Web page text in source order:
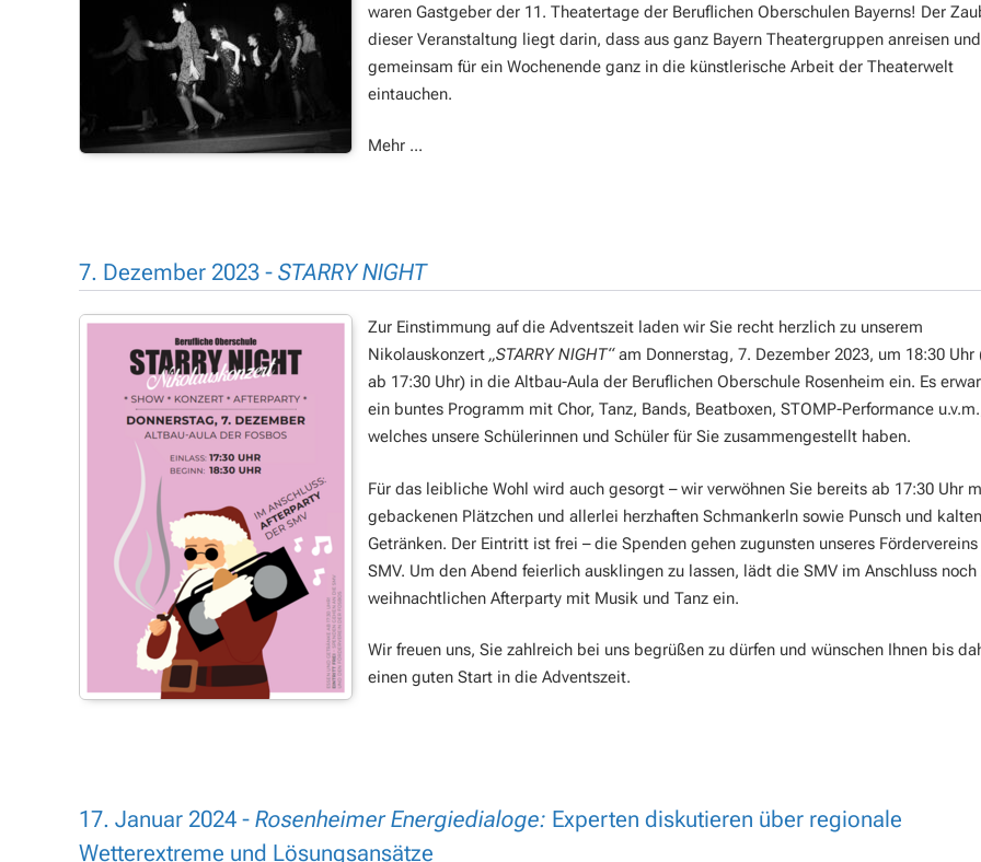
waren Gastgeber der 11. Theatertage der Beruflichen Oberschulen Bayerns! Der
dieser Veranstaltung liegt darin, dass aus ganz Bayern Theatergruppen anreisen
gemeinsam für ein Wochenende ganz in die künstlerische Arbeit der Theaterwelt
eintauchen.
Mehr ...
7. Dezember 2023 - STARRY NIGHT
Zur Einstimmung auf die Adventszeit laden wir Sie recht herzlich zu unserem
Nikolauskonzert „STARRY NIGHT“am Donnerstag, 7. Dezember 2023, um 18:30 Uhr
ab 17:30 Uhr) in die Altbau-Aula der Beruflichen Oberschule Rosenheim ein. Es
ein buntes Programm mit Chor, Tanz, Bands, Beatboxen, STOMP-Performance
welches unsere Schülerinnen und Schüler für Sie zusammengestellt haben.
Für das leibliche Wohl wird auch gesorgt – wir verwöhnen Sie bereits ab 17:30 Uhr
gebackenen Plätzchen und allerlei herzhaften Schmankerln sowie Punsch und kalten
Getränken. Der Eintritt ist frei – die Spenden gehen zugunsten unseres
SMV. Um den Abend feierlich ausklingen zu lassen, lädt die SMV im Anschluss noch
weihnachtlichen Afterparty mit Musik und Tanz ein.
Wir freuen uns, Sie zahlreich bei uns begrüßen zu dürfen und wünschen Ihnen bis
einen guten Start in die Adventszeit.
17. Januar 2024 - Rosenheimer Energiedialoge: Experten diskutieren über regionale
Wetterextreme und Lösungsansätze